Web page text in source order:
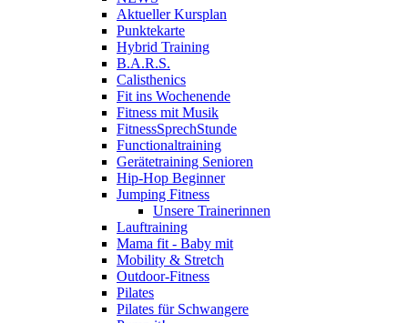
Aktueller Kursplan
Punktekarte
Hybrid Training
B.A.R.S.
Calisthenics
Fit ins Wochenende
Fitness mit Musik
FitnessSprechStunde
Functionaltraining
Gerätetraining Senioren
Hip-Hop Beginner
Jumping Fitness
Unsere Trainerinnen
Lauftraining
Mama fit - Baby mit
Mobility & Stretch
Outdoor-Fitness
Pilates
Pilates für Schwangere